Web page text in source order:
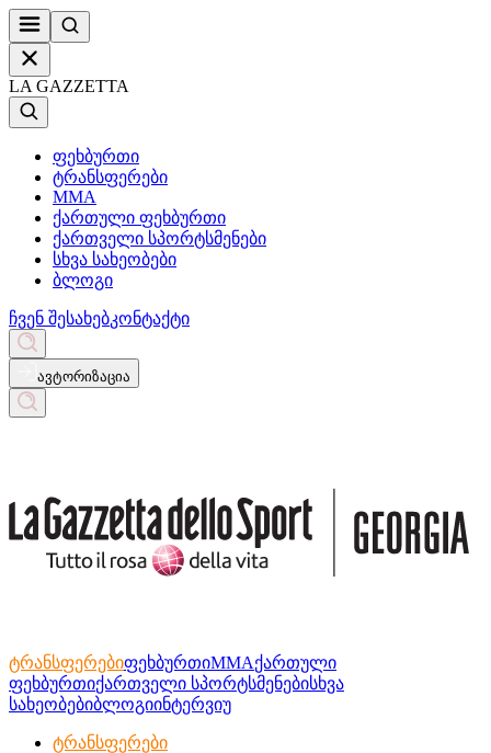
LA GAZZETTA
ფეხბურთი
ტრანსფერები
MMA
ქართული ფეხბურთი
ქართველი სპორტსმენები
სხვა სახეობები
ბლოგი
ჩვენ შესახებკონტაქტი
ავტორიზაცია
ტრანსფერებიფეხბურთიMMAქართული
ფეხბურთიქართველი სპორტსმენებისხვა
სახეობებიბლოგიინტერვიუ
ტრანსფერები